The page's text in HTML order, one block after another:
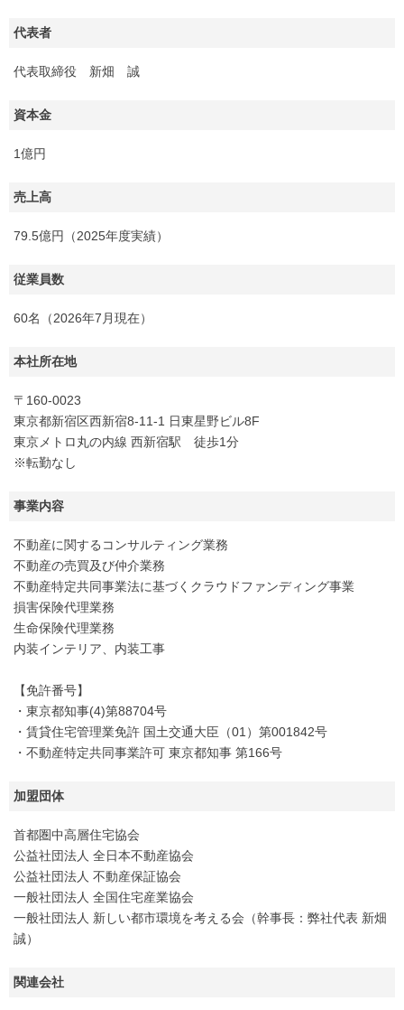
代表者
代表取締役 新畑 誠
資本金
1億円
売上高
79.5億円（2025年度実績）
従業員数
60名（2026年7月現在）
本社所在地
〒160-0023
東京都新宿区西新宿8-11-1 日東星野ビル8F
東京メトロ丸の内線 西新宿駅 徒歩1分
※転勤なし
事業内容
不動産に関するコンサルティング業務
不動産の売買及び仲介業務
不動産特定共同事業法に基づくクラウドファンディング事業
損害保険代理業務
生命保険代理業務
内装インテリア、内装工事
【免許番号】
・東京都知事(4)第88704号
・賃貸住宅管理業免許 国土交通大臣（01）第001842号
・不動産特定共同事業許可 東京都知事 第166号
加盟団体
首都圏中高層住宅協会
公益社団法人 全日本不動産協会
公益社団法人 不動産保証協会
一般社団法人 全国住宅産業協会
一般社団法人 新しい都市環境を考える会（幹事長：弊社代表 新畑
誠）
関連会社